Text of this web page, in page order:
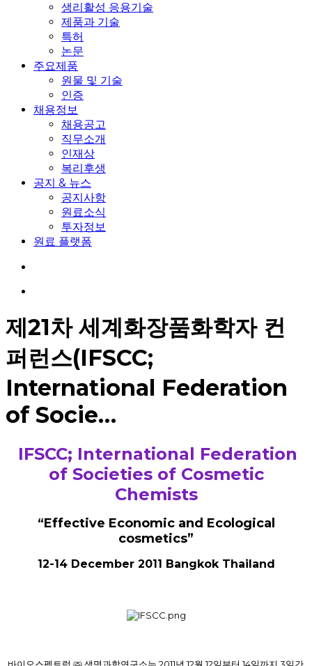
생리활성 응용기술
제품과 기술
특허
논문
주요제품
원물 및 기술
인증
채용정보
채용공고
직무소개
인재상
복리후생
공지 & 뉴스
공지사항
원료소식
투자정보
원료 플랫폼
제21차 세계화장품화학자 컨
퍼런스(IFSCC;
International Federation
of Socie…
IFSCC; International Federation
of Societies of Cosmetic
Chemists
“Effective Economic and Ecological
cosmetics”
12-14 December 2011 Bangkok Thailand